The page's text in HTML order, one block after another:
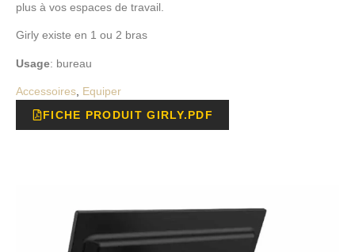
plus à vos espaces de travail.
Girly existe en 1 ou 2 bras
Usage: bureau
Accessoires Equiper
FICHE PRODUIT GIRLY.PDF